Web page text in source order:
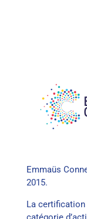
Emmaüs
2015.
La